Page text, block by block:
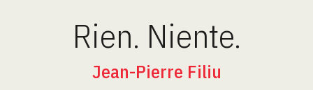
Rien. Niente.
Jean-Pierre Filiu